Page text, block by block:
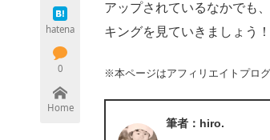
hatena
0
Home
アップされているなかでも
キングを見ていきましょう！
※本ページはアフィリエイトプロ
筆者：hiro.